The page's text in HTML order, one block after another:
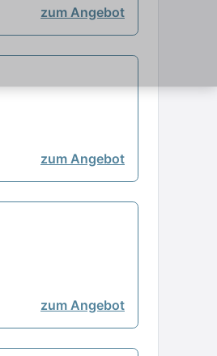
zum Angebot
zum Angebot
zum Angebot